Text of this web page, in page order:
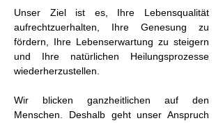
Unser Ziel ist es, Ihre Lebensqualität
aufrechtzuerhalten, Ihre Genesung zu
fördern, Ihre Lebenserwartung zu steigern
und Ihre natürlichen Heilungsprozesse
wiederherzustellen.
Wir blicken ganzheitlichen auf den
Menschen. Deshalb geht unser Anspruch